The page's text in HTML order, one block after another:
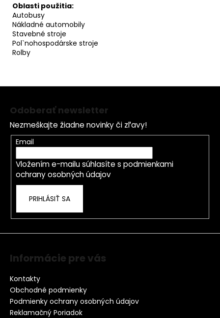
Oblasti použitia:
Autobusy
Nákladné automobily
Stavebné stroje
Pol`nohospodárske stroje
Rolby
Z
Odoberať newsletter
Nezmeškajte žiadne novinky či zľavy!
Email
Vložením e-mailu súhlasíte s podmienkami
ochrany osobných údajov
PRIHLÁSIŤ SA
Informácie pre vás
Kontakty
Obchodné podmienky
Podmienky ochrany osobných údajov
Reklamačný Poriadok